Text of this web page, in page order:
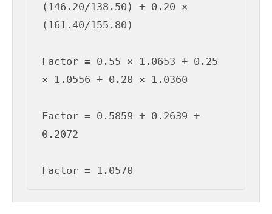
(146.20/138.50) + 0.20 ×
(161.40/155.80)
Factor = 0.55 × 1.0653 + 0.25
× 1.0556 + 0.20 × 1.0360
Factor = 0.5859 + 0.2639 +
0.2072